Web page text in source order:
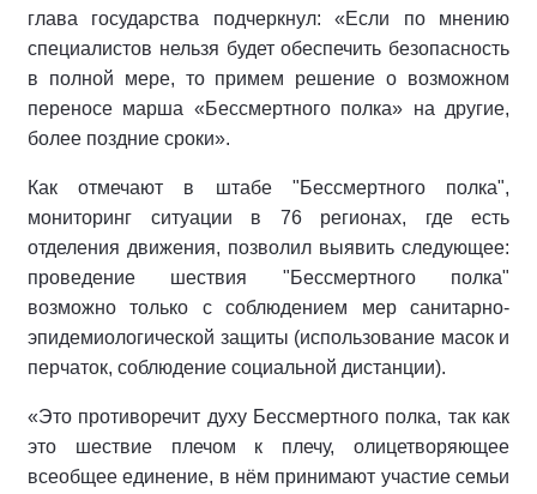
глава государства подчеркнул: «Если по мнению
специалистов нельзя будет обеспечить безопасность
в полной мере, то примем решение о возможном
переносе марша «Бессмертного полка» на другие,
более поздние сроки».
Как отмечают в штабе "Бессмертного полка",
мониторинг ситуации в 76 регионах, где есть
отделения движения, позволил выявить следующее:
проведение шествия "Бессмертного полка"
возможно только с соблюдением мер санитарно-
эпидемиологической защиты (использование масок и
перчаток, соблюдение социальной дистанции).
«Это противоречит духу Бессмертного полка, так как
это шествие плечом к плечу, олицетворяющее
всеобщее единение, в нём принимают участие семьи